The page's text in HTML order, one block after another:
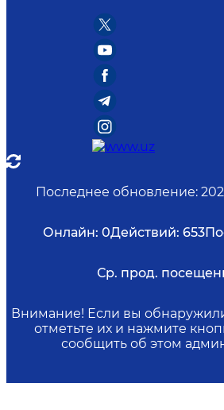
Последнее обновление:
Онлайн: 0Действий: 653
Ср. прод.
Внимание! Если вы
отметьте их и нажмите
сообщить об этом